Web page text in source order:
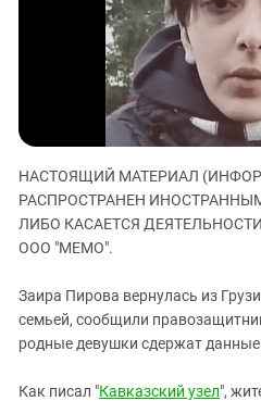
Кабардино-Балкария
Краснодарский край
Нагорный Карабах
Российская Федерация
Ростовская область
Северная Осетия - Алания
СКФО
Ставропольский край
НАСТОЯЩИЙ МАТЕРИАЛ
РАСПРОСТРАНЕН
ЛИБО КАСАЕТСЯ
ООО "МЕМО".
Заира Пирова вернулась из
семьей, сообщили
родные девушки сдержат
Как писал "Кавказский узел",